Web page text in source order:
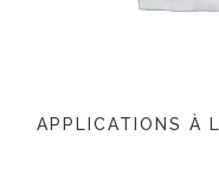
APPLICATIONS À